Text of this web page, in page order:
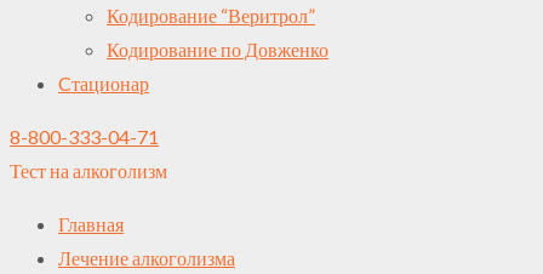
Кодирование “Веритрол”
Кодирование по Довженко
Cтационар
8-800-333-04-71
Тест на алкоголизм
Главная
Лечение алкоголизма